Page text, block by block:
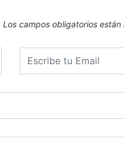
Los campos obligatorios